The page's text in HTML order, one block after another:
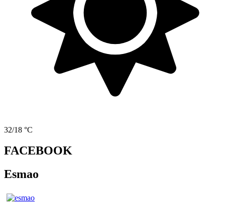
32/18 °C
FACEBOOK
Esmao